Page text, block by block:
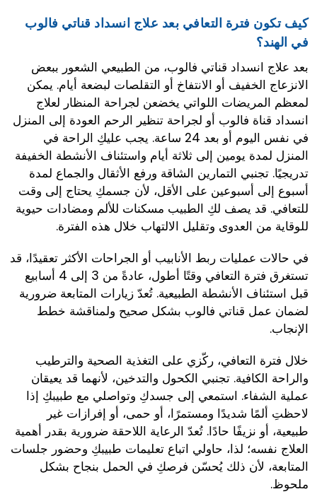
كيف تكون فترة التعافي بعد علاج انسداد قناتي فالوب
في الهند؟
بعد علاج انسداد قناتي فالوب، من الطبيعي الشعور ببعض
الانزعاج الخفيف أو الانتفاخ أو التقلصات لبضعة أيام. يمكن
لمعظم المريضات اللواتي يخضعن لجراحة المنظار لعلاج
انسداد قناة فالوب أو لجراحة تنظير الرحم العودة إلى المنزل
في نفس اليوم أو بعد 24 ساعة. يجب عليكِ الراحة في
المنزل لمدة يومين إلى ثلاثة أيام واستئناف الأنشطة الخفيفة
تدريجيًا. تجنبي التمارين الشاقة ورفع الأثقال والجماع لمدة
أسبوع إلى أسبوعين على الأقل، لأن جسمكِ يحتاج إلى وقت
للتعافي. قد يصف لكِ الطبيب مسكنات للألم ومضادات حيوية
للوقاية من العدوى وتقليل الالتهاب خلال هذه الفترة.
في حالات عمليات ربط الأنابيب أو الجراحات الأكثر تعقيدًا، قد
تستغرق فترة التعافي وقتًا أطول، عادةً من 3 إلى 4 أسابيع
قبل استئناف الأنشطة الطبيعية. تُعدّ زيارات المتابعة ضرورية
لضمان عمل قناتي فالوب بشكل صحيح ولمناقشة خطط
الإنجاب.
خلال فترة التعافي، ركّزي على التغذية الصحية والترطيب
والراحة الكافية. تجنبي الكحول والتدخين، لأنهما قد يعيقان
عملية الشفاء. استمعي إلى جسدكِ وتواصلي مع طبيبكِ إذا
لاحظتِ ألمًا شديدًا ومستمرًا، أو حمى، أو إفرازات غير
طبيعية، أو نزيفًا حادًا. تُعدّ الرعاية اللاحقة ضرورية بقدر أهمية
العلاج نفسه؛ لذا، حاولي اتباع تعليمات طبيبكِ وحضور جلسات
المتابعة، لأن ذلك يُحسّن فرصكِ في الحمل بنجاح بشكل
ملحوظ.